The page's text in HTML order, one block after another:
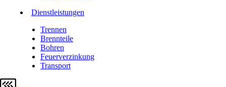
Dienstleistungen
Trennen
Brennteile
Bohren
Feuerverzinkung
Transport